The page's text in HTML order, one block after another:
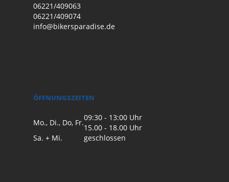
06221/409063
06221/409074
info@bikersparadise.de
ÖFFNUNGSZEITEN
Mo., Di., Do, Fr.
09:30 - 13:00 Uhr
15.00 - 18.00 Uhr
Sa. + Mi.
geschlossen